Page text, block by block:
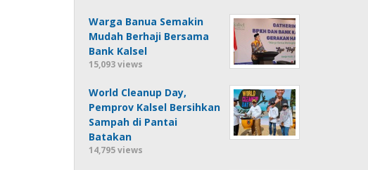
Warga Banua Semakin
Mudah Berhaji Bersama
Bank Kalsel
15,093 views
World Cleanup Day,
Pemprov Kalsel Bersihkan
Sampah di Pantai
Batakan
14,795 views